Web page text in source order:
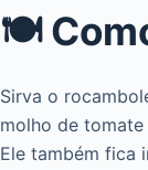
🍽️
Sirva o
molho de
Ele também fica